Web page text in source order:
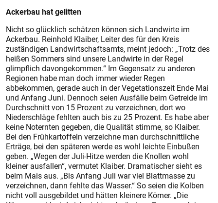
Ackerbau hat gelitten
Nicht so glücklich schätzen können sich Landwirte im
Ackerbau. Reinhold Klaiber, Leiter des für den Kreis
zuständigen Landwirtschaftsamts, meint jedoch: „Trotz des
heißen Sommers sind unsere Landwirte in der Regel
glimpflich davongekommen.“ Im Gegensatz zu anderen
Regionen habe man doch immer wieder Regen
abbekommen, gerade auch in der Vegetationszeit Ende Mai
und Anfang Juni. Dennoch seien Ausfälle beim Getreide im
Durchschnitt von 15 Prozent zu verzeichnen, dort wo
Niederschläge fehlten auch bis zu 25 Prozent. Es habe aber
keine Noternten gegeben, die Qualität stimme, so Klaiber.
Bei den Frühkartoffeln verzeichne man durchschnittliche
Erträge, bei den späteren werde es wohl leichte Einbußen
geben. „Wegen der Juli-Hitze werden die Knollen wohl
kleiner ausfallen“, vermutet Klaiber. Dramatischer sieht es
beim Mais aus. „Bis Anfang Juli war viel Blattmasse zu
verzeichnen, dann fehlte das Wasser.“ So seien die Kolben
nicht voll ausgebildet und hätten kleinere Körner. „Die